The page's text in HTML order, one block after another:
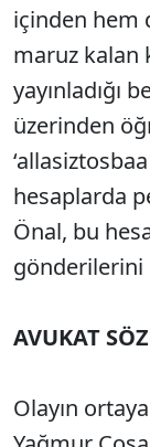
içinden hem
maruz kalan
yayınladığı
üzerinden
hesaplarda
Önal, bu
gönderilerini
AVUKAT
Olayın